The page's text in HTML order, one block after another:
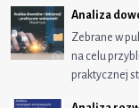
Analiza
Zebrane w
na celu
praktycznej